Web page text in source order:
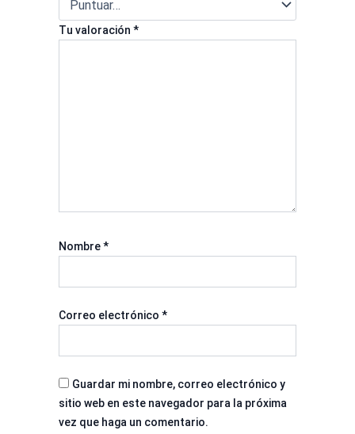
Tu valoración*
Nombre*
Correo electrónico*
Guardar mi nombre, correo electrónico y
sitio web en este navegador para la próxima
vez que haga un comentario.